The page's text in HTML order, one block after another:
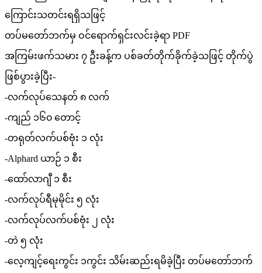
ကြောင်းသတင်းရရှိသဖြင့်
တပ်မတော်ဘက်မှ ဝင်ရောက်ရှင်းလင်းခဲ့ရာ PDF
အကြမ်းဖက်သမား ၇ ဦးခန့်က ပစ်ခတ်တိုက်ခိုက်ခဲ့သဖြင့် တိုက်ပွဲ
ဖြစ်ပွားခဲ့ပြီး-
-လက်လုပ်သေနတ် ၈ လက်
-ကျည် ၁၆၀ တောင့်
-တရုတ်လက်ပစ်ဗုံး ၁ လုံး
-Alphard ယာဉ် ၁ စီး
-ထော်လာဂျီ ၁ စီး
-လက်လုပ်ရီမုမိုင်း ၅ လုံး
-လက်လုပ်လက်ပစ်ဗုံး ၂ လုံး
-တဲ ၅ လုံး
-လေ့ကျင့်ရေးကွင်း ၁ကွင်း သိမ်းဆည်းရမိခဲ့ပြီး တပ်မတော်ဘက်